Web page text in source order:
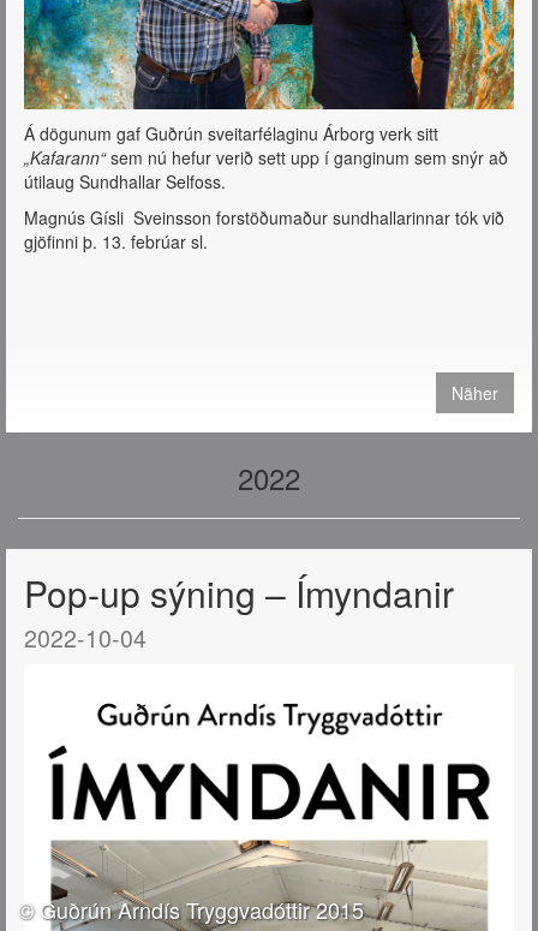
Á dögunum gaf Guðrún sveitarfélaginu Árborg verk sitt
„Kafarann“sem nú hefur verið sett upp í ganginum sem snýr að
útilaug Sundhallar Selfoss.
Magnús Gísli Sveinsson forstöðumaður sundhallarinnar tók við
gjöfinni þ. 13. febrúar sl.
Näher
2022
Pop-up sýning – Ímyndanir
2022-10-04
© Guðrún Arndís Tryggvadóttir 2015